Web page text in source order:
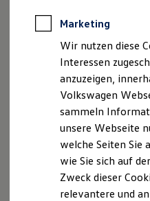
Notdienst
Software,
California App
VW Connect
VW Connect
VW Connect
VW Connect
Connect Pro
Fleet
Multistop
Übersicht
Digitales
lazysizes
lazysizes
Marketing
Wir nutzen diese
Interessen
anzuzeigen,
Volkswagen
sammeln
unsere Webseite
welche Seiten Sie
wie Sie sich auf
Zweck dieser
relevantere und